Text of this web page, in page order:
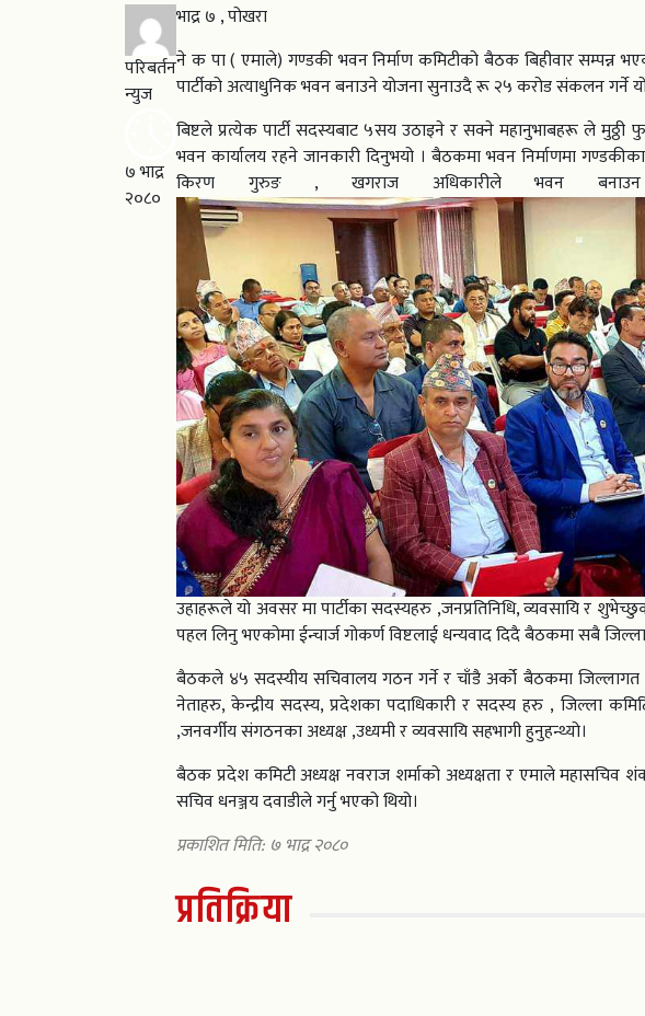
परिबर्तन
न्युज
७ भाद्र
२०८०
भाद्र ७ , पोखरा
ने क पा ( एमाले) गण्डकी भवन निर्माण कमिटीको बैठक बिहीवार सम्पन्न
पार्टीको अत्याधुनिक भवन बनाउने योजना सुनाउदै रू २५ करोड संकलन गर्ने
बिष्टले प्रत्येक पार्टी सदस्यबाट ५सय उठाइने र सक्ने महानुभाबहरू ले
भवन कार्यालय रहने जानकारी दिनुभयो । बैठकमा भवन निर्माणमा
किरण गुरुङ , खगराज अधिकारीले भवन
उहाहरूले यो अवसर मा पार्टीका सदस्यहरु ,जनप्रतिनिधि, व्यवसायि र
पहल लिनु भएकोमा ईन्चार्ज गोकर्ण विष्टलाई धन्यवाद दिदै बैठकमा सबै
बैठकले ४५ सदस्यीय सचिवालय गठन गर्ने र चाँडै अर्को बैठकमा जिल्लागत
नेताहरु, केन्द्रीय सदस्य, प्रदेशका पदाधिकारी र सदस्य हरु , जिल्ला
,जनवर्गीय संगठनका अध्यक्ष ,उध्यमी र व्यवसायि सहभागी हुनुहन्थ्यो।
बैठक प्रदेश कमिटी अध्यक्ष नवराज शर्माको अध्यक्षता र एमाले महासचिव
सचिव धनञ्जय दवाडीले गर्नु भएको थियो।
प्रकाशित मिति: ७ भाद्र २०८०
प्रतिक्रिया